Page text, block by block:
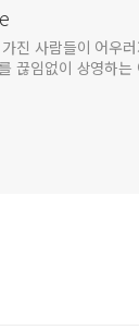
진 사람들이 어우
끊임없이 상영하